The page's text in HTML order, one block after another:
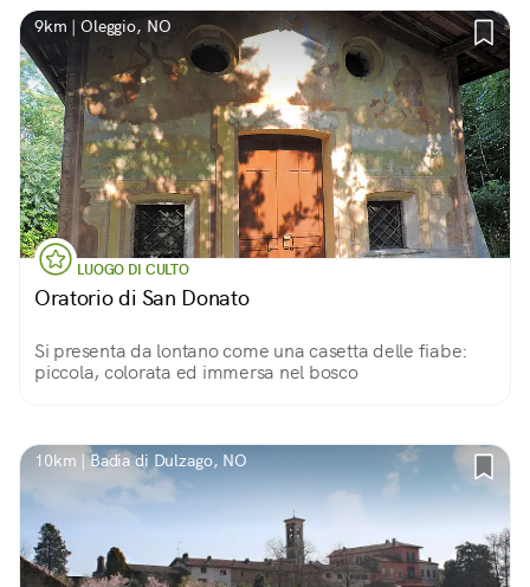
9km | Oleggio, NO
LUOGO DI CULTO
Oratorio di San Donato
Si presenta da lontano come una casetta delle fiabe:
piccola, colorata ed immersa nel bosco
10km | Badia di Dulzago, NO